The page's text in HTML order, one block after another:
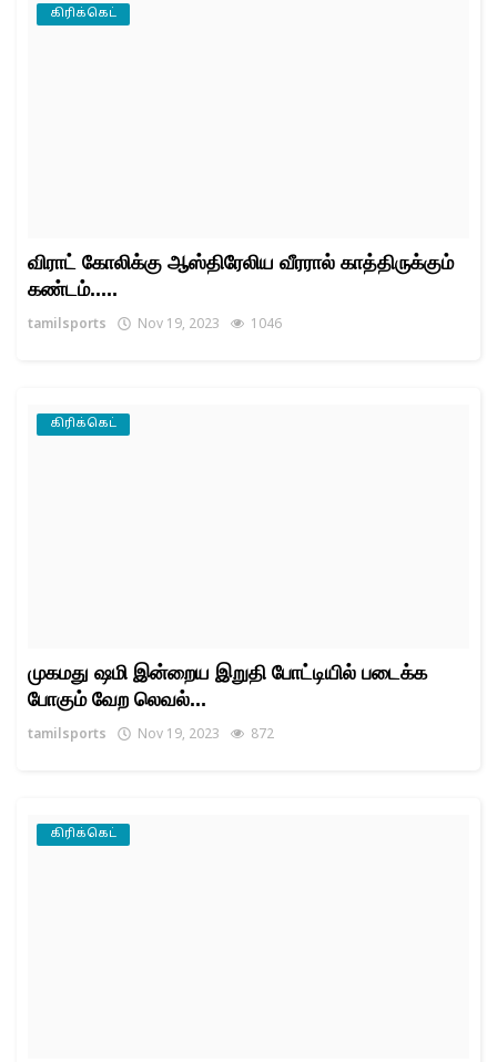
கிரிக்கெட்
விராட் கோலிக்கு ஆஸ்திரேலிய வீரரால் காத்திருக்கும்
கண்டம்.....
tamilsports Nov 19, 2023 1046
கிரிக்கெட்
முகமது ஷமி இன்றைய இறுதி போட்டியில் படைக்க
போகும் வேற லெவல்...
tamilsports Nov 19, 2023 872
கிரிக்கெட்